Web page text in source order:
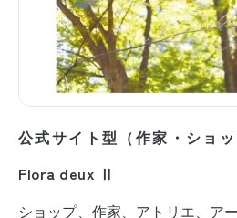
公式サイト型（作家・ショッ
Flora deux Ⅱ
ショップ、作家、アトリエ、ア